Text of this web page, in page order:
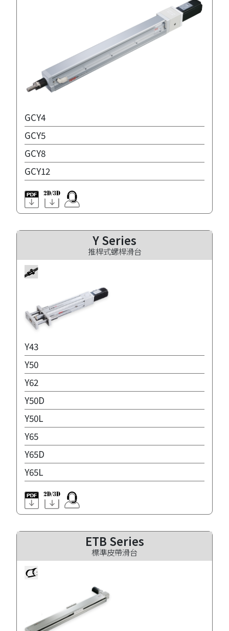
GCY4
GCY5
GCY8
GCY12
Y Series
推桿式螺桿滑台
Y43
Y50
Y62
Y50D
Y50L
Y65
Y65D
Y65L
ETB Series
標準皮帶滑台